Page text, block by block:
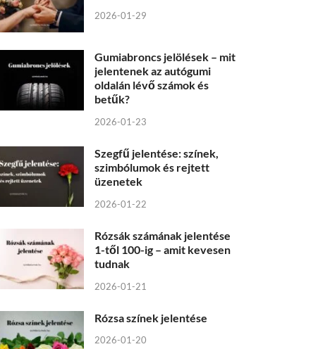
2026-01-29
Gumiabroncs jelölések – mit
jelentenek az autógumi
oldalán lévő számok és
betűk?
2026-01-23
Szegfű jelentése: színek,
szimbólumok és rejtett
üzenetek
2026-01-22
Rózsák számának jelentése
1-től 100-ig – amit kevesen
tudnak
2026-01-21
Rózsa színek jelentése
2026-01-20